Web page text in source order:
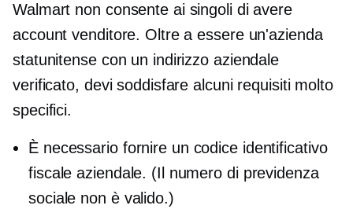
Walmart non consente ai singoli di avere
account venditore. Oltre a essere un'azienda
statunitense con un indirizzo aziendale
verificato, devi soddisfare alcuni requisiti molto
specifici.
È necessario fornire un codice identificativo
fiscale aziendale. (Il numero di previdenza
sociale non è valido.)